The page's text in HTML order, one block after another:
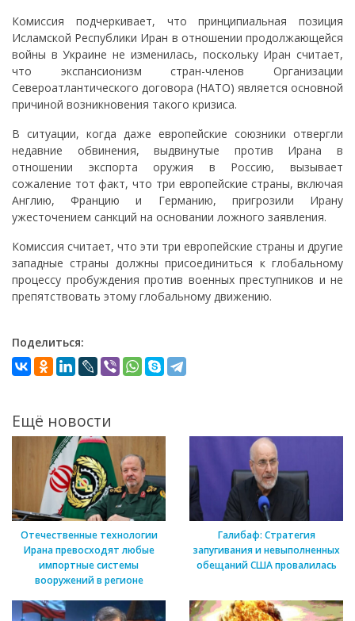
Комиссия подчеркивает, что принципиальная позиция
Исламской Республики Иран в отношении продолжающейся
войны в Украине не изменилась, поскольку Иран считает,
что экспансионизм стран-членов Организации
Североатлантического договора (НАТО) является основной
причиной возникновения такого кризиса.
В ситуации, когда даже европейские союзники отвергли
недавние обвинения, выдвинутые против Ирана в
отношении экспорта оружия в Россию, вызывает
сожаление тот факт, что три европейские страны, включая
Англию, Францию и Германию, пригрозили Ирану
ужесточением санкций на основании ложного заявления.
Комиссия считает, что эти три европейские страны и другие
западные страны должны присоединиться к глобальному
процессу пробуждения против военных преступников и не
препятствовать этому глобальному движению.
Поделиться:
Ещё новости
Отечественные технологии
Ирана превосходят любые
импортные системы
вооружений в регионе
Галибаф: Стратегия
запугивания и невыполненных
обещаний США провалилась